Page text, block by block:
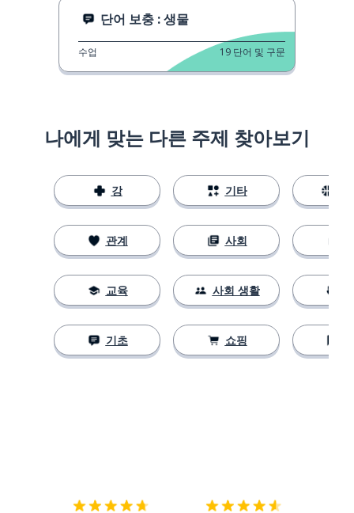
단어 보충 : 생물
수업 19 단어 및 구문
나에게 맞는 다른 주제 찾아보기
강
관계
교육
기초
기타
사회
사회 생활
쇼핑